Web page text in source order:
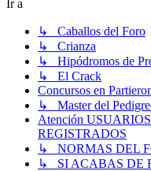
Ir a
↳ Caballos del Foro
↳ Crianza
↳ Hipódromos de
↳ El Crack
Concursos en
↳ Master del
Atención
REGISTRADOS
↳ NORMAS DEL
↳ SI ACABAS DE